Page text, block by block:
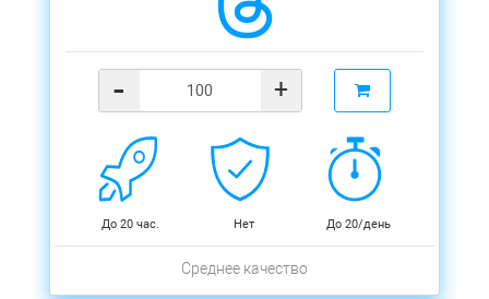
- +
До 20 час. Нет До 20/день
Среднее качество